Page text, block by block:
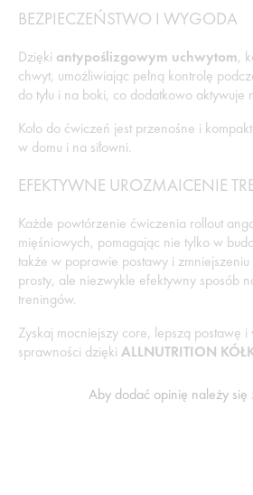
BEZPIECZEŃSTWO I WYGODA
Dzięki antypoślizgowym uchwytom,
chwyt, umożliwiając pełną kontrolę
do tyłu i na boki, co dodatkowo aktywuje
Koło do ćwiczeń jest przenośne i
w domu i na siłowni.
EFEKTYWNE UROZMAICENIE
Każde powtórzenie ćwiczenia rollout
mięśniowych, pomagając nie tylko w
także w poprawie postawy i
prosty, ale niezwykle efektywny sposób
treningów.
Zyskaj mocniejszy core, lepszą postawę i
sprawności dzięki ALLNUTRITION
Aby dodać opinię należy się